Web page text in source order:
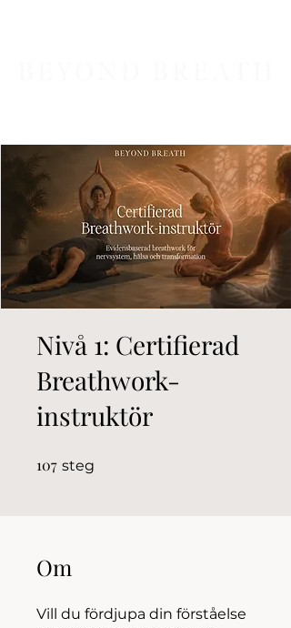
Nivå 1: Certifierad
Breathwork-
instruktör
107 steg
Om
Vill du fördjupa din förståelse